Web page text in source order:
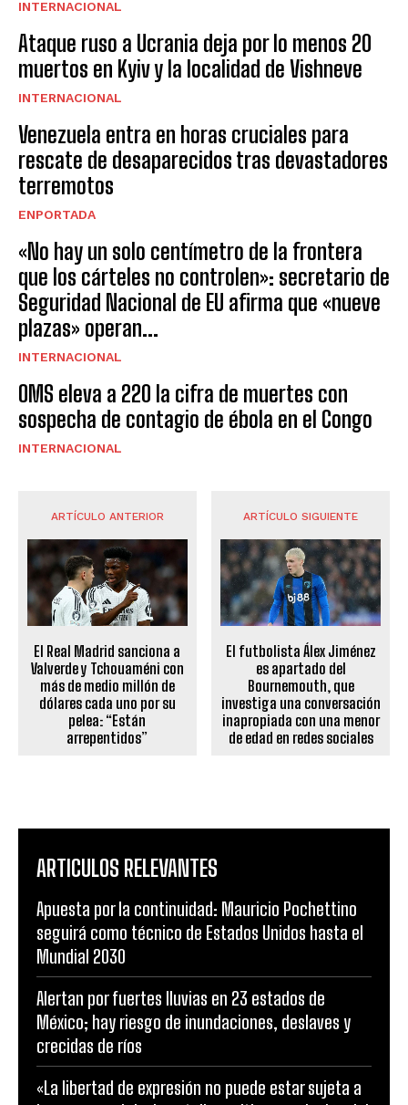
INTERNACIONAL
Ataque ruso a Ucrania deja por lo menos 20
muertos en Kyiv y la localidad de Vishneve
INTERNACIONAL
Venezuela entra en horas cruciales para
rescate de desaparecidos tras devastadores
terremotos
ENPORTADA
«No hay un solo centímetro de la frontera
que los cárteles no controlen»: secretario de
Seguridad Nacional de EU afirma que «nueve
plazas» operan...
INTERNACIONAL
OMS eleva a 220 la cifra de muertes con
sospecha de contagio de ébola en el Congo
INTERNACIONAL
ARTÍCULO ANTERIOR
El Real Madrid sanciona a
Valverde y Tchouaméni con
más de medio millón de
dólares cada uno por su
pelea: “Están
arrepentidos”
ARTÍCULO SIGUIENTE
El futbolista Álex Jiménez
es apartado del
Bournemouth, que
investiga una conversación
inapropiada con una menor
de edad en redes sociales
ARTICULOS RELEVANTES
Apuesta por la continuidad: Mauricio Pochettino
seguirá como técnico de Estados Unidos hasta el
Mundial 2030
Alertan por fuertes lluvias en 23 estados de
México; hay riesgo de inundaciones, deslaves y
crecidas de ríos
«La libertad de expresión no puede estar sujeta a